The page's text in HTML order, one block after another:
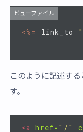
ビューファイル
<%= link_to
このように記述す
す。
<a href= "/"